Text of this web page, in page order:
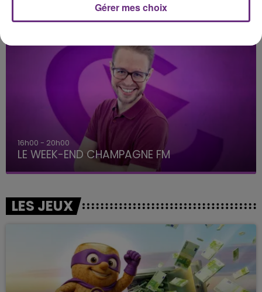
A L'ANTENNE
16h00 - 20h00
LE WEEK-END CHAMPAGNE FM
LES JEUX
Gérer mes choix